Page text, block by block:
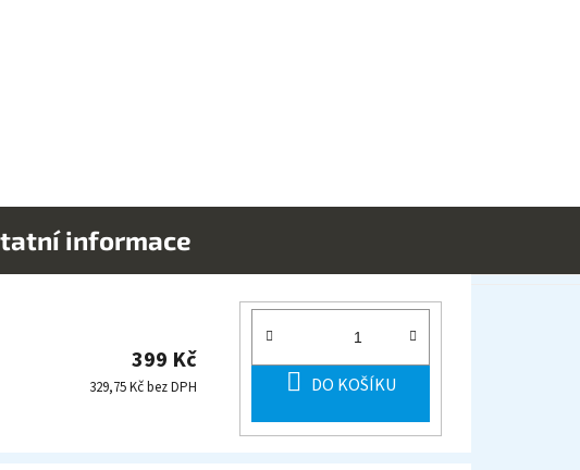
informace
399 Kč
329,75 Kč bez DPH DO KOŠÍKU